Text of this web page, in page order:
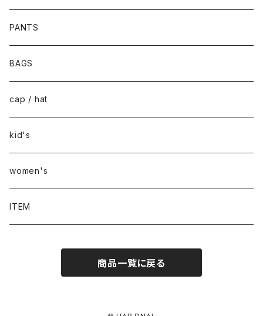
PANTS
BAGS
cap / hat
kid's
women's
ITEM
商品一覧に戻る